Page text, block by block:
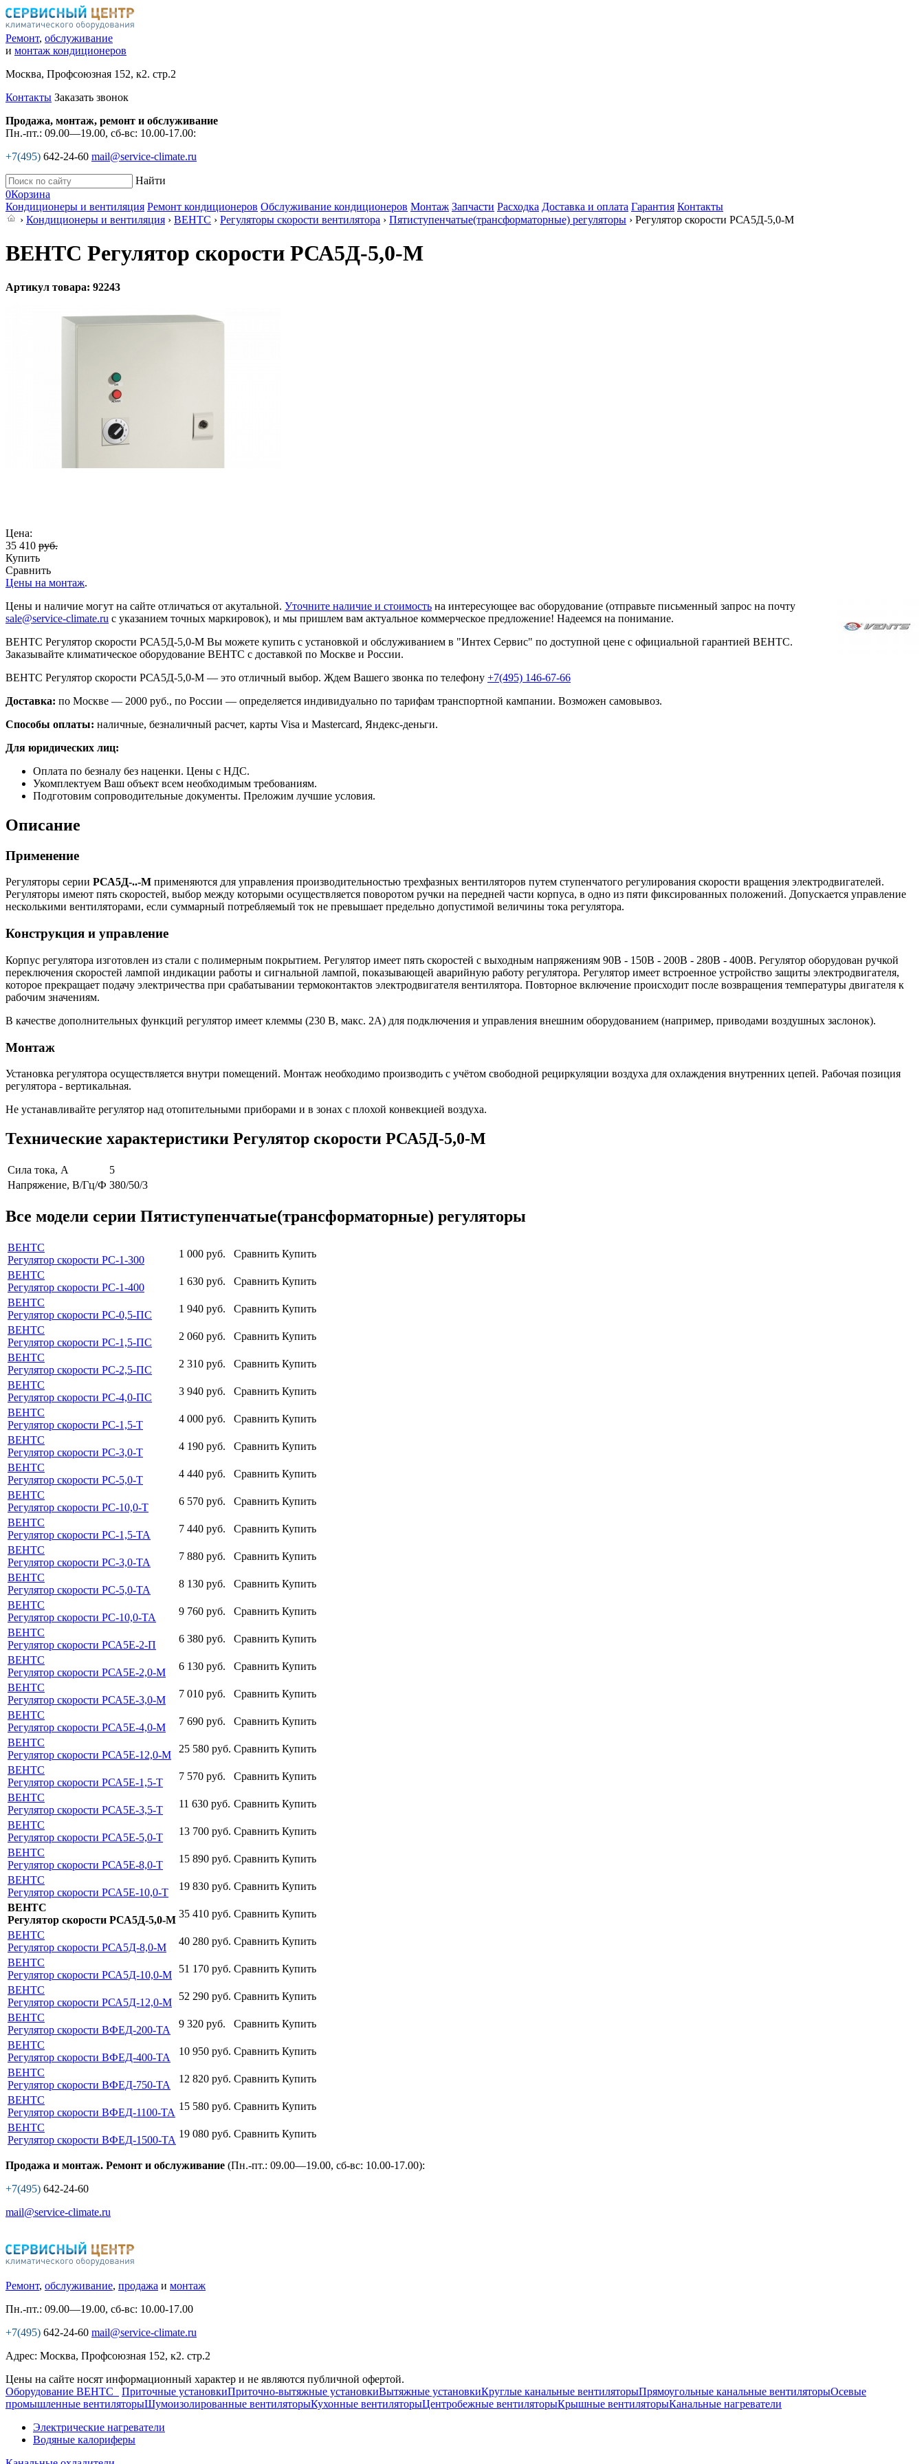
Ремонт, обслуживание
и монтаж кондиционеров
Москва, Профсоюзная 152, к2. стр.2
Контакты Заказать звонок
Продажа, монтаж, ремонт и обслуживание
Пн.-пт.: 09.00—19.00, сб-вс: 10.00-17.00:
+7(495) 642-24-60 mail@service-climate.ru
Найти
0Корзина
Кондиционеры и вентиляция Ремонт кондиционеров Обслуживание кондиционеров Монтаж Запчасти Расходка Доставка и оплата Гарантия Контакты
› Кондиционеры и вентиляция › ВЕНТС › Регуляторы скорости вентилятора › Пятиступенчатые(трансформаторные) регуляторы › Регулятор скорости РСА5Д-5,0-М
ВЕНТС Регулятор скорости РСА5Д-5,0-М
Артикул товара: 92243
Цена:
35 410 руб.
Купить
Сравнить
Цены на монтаж.
Цены и наличие могут на сайте отличаться от акутальной. Уточните наличие и стоимость на интересующее вас оборудование (отправьте письменный запрос на почту
sale@service-climate.ru с указанием точных маркировок), и мы пришлем вам актуальное коммерческое предложение! Надеемся на понимание.
ВЕНТС Регулятор скорости РСА5Д-5,0-М Вы можете купить с установкой и обслуживанием в "Интех Сервис" по доступной цене с официальной гарантией ВЕНТС.
Заказывайте климатическое оборудование ВЕНТС с доставкой по Москве и России.
ВЕНТС Регулятор скорости РСА5Д-5,0-М — это отличный выбор. Ждем Вашего звонка по телефону +7(495) 146-67-66
Доставка: по Москве — 2000 руб., по России — определяется индивидуально по тарифам транспортной кампании. Возможен самовывоз.
Способы оплаты: наличные, безналичный расчет, карты Visa и Mastercard, Яндекс-деньги.
Для юридических лиц:
Оплата по безналу без наценки. Цены с НДС.
Укомплектуем Ваш объект всем необходимым требованиям.
Подготовим сопроводительные документы. Преложим лучшие условия.
Описание
Применение
Регуляторы серии РСА5Д-..-М применяются для управления производительностью трехфазных вентиляторов путем ступенчатого регулирования скорости вращения электродвигателей.
Регуляторы имеют пять скоростей, выбор между которыми осуществляется поворотом ручки на передней части корпуса, в одно из пяти фиксированных положений. Допускается управление
несколькими вентиляторами, если суммарный потребляемый ток не превышает предельно допустимой величины тока регулятора.
Конструкция и управление
Корпус регулятора изготовлен из стали с полимерным покрытием. Регулятор имеет пять скоростей с выходным напряжениям 90В - 150В - 200В - 280В - 400В. Регулятор оборудован ручкой
переключения скоростей лампой индикации работы и сигнальной лампой, показывающей аварийную работу регулятора. Регулятор имеет встроенное устройство защиты электродвигателя,
которое прекращает подачу электричества при срабатывании термоконтактов электродвигателя вентилятора. Повторное включение происходит после возвращения температуры двигателя к
рабочим значениям.
В качестве дополнительных функций регулятор имеет клеммы (230 В, макс. 2А) для подключения и управления внешним оборудованием (например, приводами воздушных заслонок).
Монтаж
Установка регулятора осуществляется внутри помещений. Монтаж необходимо производить с учётом свободной рециркуляции воздуха для охлаждения внутренних цепей. Рабочая позиция
регулятора - вертикальная.
Не устанавливайте регулятор над отопительными приборами и в зонах с плохой конвекцией воздуха.
Технические характеристики Регулятор скорости РСА5Д-5,0-М
Сила тока, А
5
Напряжение, В/Гц/Ф 380/50/3
Все модели серии Пятиступенчатые(трансформаторные) регуляторы
ВЕНТС
Регулятор скорости РС-1-300
1 000 руб. Сравнить Купить
ВЕНТС
Регулятор скорости РС-1-400
1 630 руб. Сравнить Купить
ВЕНТС
Регулятор скорости РС-0,5-ПС
1 940 руб. Сравнить Купить
ВЕНТС
Регулятор скорости РС-1,5-ПС
2 060 руб. Сравнить Купить
ВЕНТС
Регулятор скорости РС-2,5-ПС
2 310 руб. Сравнить Купить
ВЕНТС
Регулятор скорости РС-4,0-ПС
3 940 руб. Сравнить Купить
ВЕНТС
Регулятор скорости РС-1,5-Т
4 000 руб. Сравнить Купить
ВЕНТС
Регулятор скорости РС-3,0-Т
4 190 руб. Сравнить Купить
ВЕНТС
Регулятор скорости РС-5,0-Т
4 440 руб. Сравнить Купить
ВЕНТС
Регулятор скорости РС-10,0-Т
6 570 руб. Сравнить Купить
ВЕНТС
Регулятор скорости РС-1,5-ТА
7 440 руб. Сравнить Купить
ВЕНТС
Регулятор скорости РС-3,0-ТА
7 880 руб. Сравнить Купить
ВЕНТС
Регулятор скорости РС-5,0-ТА
8 130 руб. Сравнить Купить
ВЕНТС
Регулятор скорости РС-10,0-ТА
9 760 руб. Сравнить Купить
ВЕНТС
Регулятор скорости РСА5Е-2-П
6 380 руб. Сравнить Купить
ВЕНТС
Регулятор скорости РСА5Е-2,0-М
6 130 руб. Сравнить Купить
ВЕНТС
Регулятор скорости РСА5Е-3,0-М
7 010 руб. Сравнить Купить
ВЕНТС
Регулятор скорости РСА5Е-4,0-М
7 690 руб. Сравнить Купить
ВЕНТС
Регулятор скорости РСА5Е-12,0-М
25 580 руб. Сравнить Купить
ВЕНТС
Регулятор скорости РСА5Е-1,5-Т
7 570 руб. Сравнить Купить
ВЕНТС
Регулятор скорости РСА5Е-3,5-Т
11 630 руб. Сравнить Купить
ВЕНТС
Регулятор скорости РСА5Е-5,0-Т
13 700 руб. Сравнить Купить
ВЕНТС
Регулятор скорости РСА5Е-8,0-Т
15 890 руб. Сравнить Купить
ВЕНТС
Регулятор скорости РСА5Е-10,0-Т
19 830 руб. Сравнить Купить
ВЕНТС
Регулятор скорости РСА5Д-5,0-М
35 410 руб. Сравнить Купить
ВЕНТС
Регулятор скорости РСА5Д-8,0-М
40 280 руб. Сравнить Купить
ВЕНТС
Регулятор скорости РСА5Д-10,0-М
51 170 руб. Сравнить Купить
ВЕНТС
Регулятор скорости РСА5Д-12,0-М
52 290 руб. Сравнить Купить
ВЕНТС
Регулятор скорости ВФЕД-200-ТА
9 320 руб. Сравнить Купить
ВЕНТС
Регулятор скорости ВФЕД-400-ТА
10 950 руб. Сравнить Купить
ВЕНТС
Регулятор скорости ВФЕД-750-ТА
12 820 руб. Сравнить Купить
ВЕНТС
Регулятор скорости ВФЕД-1100-ТА
15 580 руб. Сравнить Купить
ВЕНТС
Регулятор скорости ВФЕД-1500-ТА
19 080 руб. Сравнить Купить
Продажа и монтаж. Ремонт и обслуживание (Пн.-пт.: 09.00—19.00, сб-вс: 10.00-17.00):
+7(495) 642-24-60
mail@service-climate.ru
Ремонт, обслуживание, продажа и монтаж
Пн.-пт.: 09.00—19.00, сб-вс: 10.00-17.00
+7(495) 642-24-60 mail@service-climate.ru
Адрес: Москва, Профсоюзная 152, к2. стр.2
Цены на сайте носят информационный характер и не являются публичной офертой.
Оборудование ВЕНТС
Приточные установкиПриточно-вытяжные установкиВытяжные установкиКруглые канальные вентиляторыПрямоугольные канальные вентиляторыОсевые
промышленные вентиляторыШумоизолированные вентиляторыКухонные вентиляторыЦентробежные вентиляторыКрышные вентиляторыКанальные нагреватели
Электрические нагреватели
Водяные калориферы